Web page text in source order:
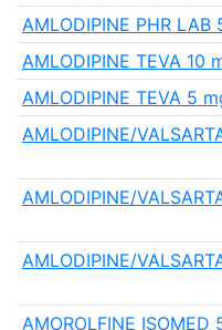
AMLODIPINE PHR LAB
AMLODIPINE TEVA 10
AMLODIPINE TEVA 5
AMLODIPINE/
AMLODIPINE/
AMLODIPINE/
AMOROLFINE ISOMED